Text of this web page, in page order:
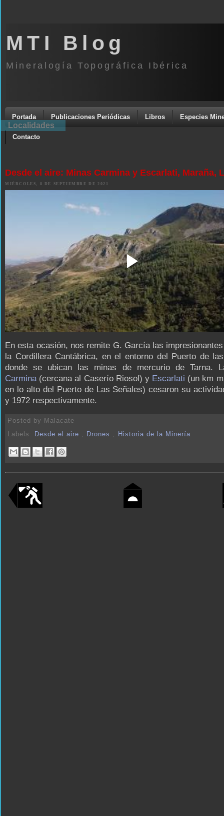
MTI Blog
Mineralogía Topográfica Ibérica
Portada Publicaciones Periódicas Libros Especies
Contacto
Desde el aire: Minas Carmina y Escarlati, Maraña,
MIÉRCOLES, 8 DE SEPTIEMBRE DE 2021
En esta ocasión, nos remite G. García las
la Cordillera Cantábrica, en el entorno del Puerto de
donde se ubican las minas de mercurio de Tarna.
Carmina (cercana al Caserío Riosol) y Escarlati (un km
en lo alto del Puerto de Las Señales) cesaron su
y 1972 respectivamente.
Posted by Malacate
Labels:
Desde el aire , Drones , Historia de la Minería
Localidades